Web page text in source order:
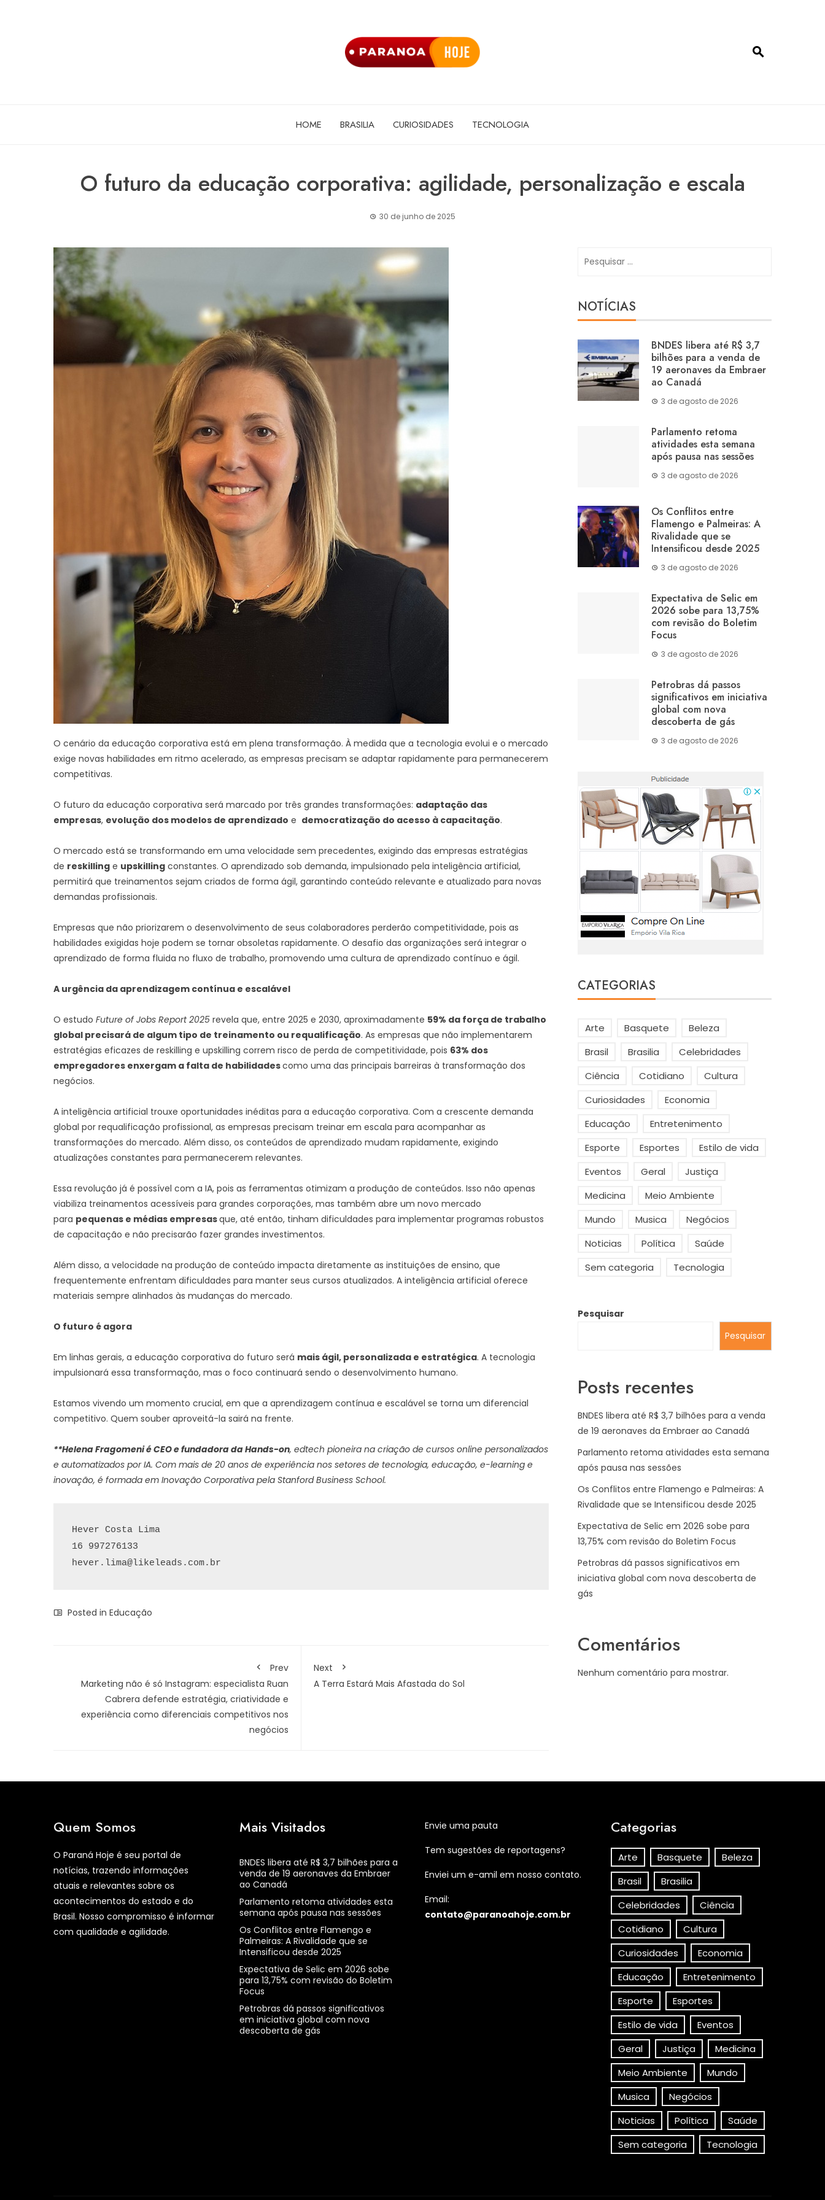
HOME BRASILIA CURIOSIDADES TECNOLOGIA
O futuro da educação corporativa: agilidade, personalização e escala
30 de junho de 2025
O cenário da educação corporativa está em plena transformação. À medida que a tecnologia evolui e o mercado
exige novas habilidades em ritmo acelerado, as empresas precisam se adaptar rapidamente para permanecerem
competitivas.
O futuro da educação corporativa será marcado por três grandes transformações: adaptação das
empresas, evolução dos modelos de aprendizado e democratização do acesso à capacitação.
O mercado está se transformando em uma velocidade sem precedentes, exigindo das empresas estratégias
de reskilling e upskilling constantes. O aprendizado sob demanda, impulsionado pela inteligência artificial,
permitirá que treinamentos sejam criados de forma ágil, garantindo conteúdo relevante e atualizado para novas
demandas profissionais.
Empresas que não priorizarem o desenvolvimento de seus colaboradores perderão competitividade, pois as
habilidades exigidas hoje podem se tornar obsoletas rapidamente. O desafio das organizações será integrar o
aprendizado de forma fluida no fluxo de trabalho, promovendo uma cultura de aprendizado contínuo e ágil.
A urgência da aprendizagem contínua e escalável
O estudo Future of Jobs Report 2025 revela que, entre 2025 e 2030, aproximadamente 59% da força de trabalho
global precisará de algum tipo de treinamento ou requalificação. As empresas que não implementarem
estratégias eficazes de reskilling e upskilling correm risco de perda de competitividade, pois 63% dos
empregadores enxergam a falta de habilidadescomo uma das principais barreiras à transformação dos
negócios.
A inteligência artificial trouxe oportunidades inéditas para a educação corporativa. Com a crescente demanda
global por requalificação profissional, as empresas precisam treinar em escala para acompanhar as
transformações do mercado. Além disso, os conteúdos de aprendizado mudam rapidamente, exigindo
atualizações constantes para permanecerem relevantes.
Essa revolução já é possível com a IA, pois as ferramentas otimizam a produção de conteúdos. Isso não apenas
viabiliza treinamentos acessíveis para grandes corporações, mas também abre um novo mercado
para pequenas e médias empresasque, até então, tinham dificuldades para implementar programas robustos
de capacitação e não precisarão fazer grandes investimentos.
Além disso, a velocidade na produção de conteúdo impacta diretamente as instituições de ensino, que
frequentemente enfrentam dificuldades para manter seus cursos atualizados. A inteligência artificial oferece
materiais sempre alinhados às mudanças do mercado.
O futuro é agora
Em linhas gerais, a educação corporativa do futuro será mais ágil, personalizada e estratégica. A tecnologia
impulsionará essa transformação, mas o foco continuará sendo o desenvolvimento humano.
Estamos vivendo um momento crucial, em que a aprendizagem contínua e escalável se torna um diferencial
competitivo. Quem souber aproveitá-la sairá na frente.
**Helena Fragomeni é CEO e fundadora daHands-on, edtech pioneira na criação de cursos online personalizados
e automatizados por IA. Com mais de 20 anos de experiência nos setores de tecnologia, educação, e-learning e
inovação, é formada em Inovação Corporativa pela Stanford Business School.
Hever Costa Lima
hever.lima@likeleads.com.br
Posted in Educação
Prev
Marketing não é só Instagram: especialista Ruan
Cabrera defende estratégia, criatividade e
experiência como diferenciais competitivos nos
negócios
Next
A Terra Estará Mais Afastada do Sol
NOTÍCIAS
BNDES libera até R$ 3,7
bilhões para a venda de
19 aeronaves da Embraer
ao Canadá
3 de agosto de 2026
Parlamento retoma
atividades esta semana
após pausa nas sessões
3 de agosto de 2026
Os Conflitos entre
Flamengo e Palmeiras: A
Rivalidade que se
Intensificou desde 2025
3 de agosto de 2026
Expectativa de Selic em
2026 sobe para 13,75%
com revisão do Boletim
Focus
3 de agosto de 2026
Petrobras dá passos
significativos em iniciativa
global com nova
descoberta de gás
3 de agosto de 2026
CATEGORIAS
Arte Basquete
Beleza
Brasil
Brasilia
Celebridades
Ciência
Cotidiano
Cultura
Curiosidades
Economia
Educação
Entretenimento
Esporte
Esportes
Estilo de vida
Eventos
Geral
Justiça
Medicina
Meio Ambiente
Mundo
Musica
Negócios
Noticias
Política
Saúde
Sem categoria
Tecnologia
Pesquisar
Pesquisar
Posts recentes
BNDES libera até R$ 3,7 bilhões para a venda
de 19 aeronaves da Embraer ao Canadá
Parlamento retoma atividades esta semana
após pausa nas sessões
Os Conflitos entre Flamengo e Palmeiras: A
Rivalidade que se Intensificou desde 2025
Expectativa de Selic em 2026 sobe para
13,75% com revisão do Boletim Focus
Petrobras dá passos significativos em
iniciativa global com nova descoberta de
gás
Comentários
Nenhum comentário para mostrar.
Quem Somos
O Paraná Hoje é seu portal de
notícias, trazendo informações
atuais e relevantes sobre os
acontecimentos do estado e do
Brasil. Nosso compromisso é informar
com qualidade e agilidade.
Mais Visitados
BNDES libera até R$ 3,7 bilhões para a
venda de 19 aeronaves da Embraer
ao Canadá
Parlamento retoma atividades esta
semana após pausa nas sessões
Os Conflitos entre Flamengo e
Palmeiras: A Rivalidade que se
Intensificou desde 2025
Expectativa de Selic em 2026 sobe
para 13,75% com revisão do Boletim
Focus
Petrobras dá passos significativos
em iniciativa global com nova
descoberta de gás
Envie uma pauta
Tem sugestões de reportagens?
Enviei um e-amil em nosso contato.
Email:
contato@paranoahoje.com.br
Categorias
Arte Basquete
Beleza
Brasil
Brasilia
Celebridades
Ciência
Cotidiano
Cultura
Curiosidades
Economia
Educação
Entretenimento
Esporte
Esportes
Estilo de vida
Eventos
Geral
Justiça
Medicina
Meio Ambiente
Mundo
Musica
Negócios
Noticias
Política
Saúde
Sem categoria
Tecnologia